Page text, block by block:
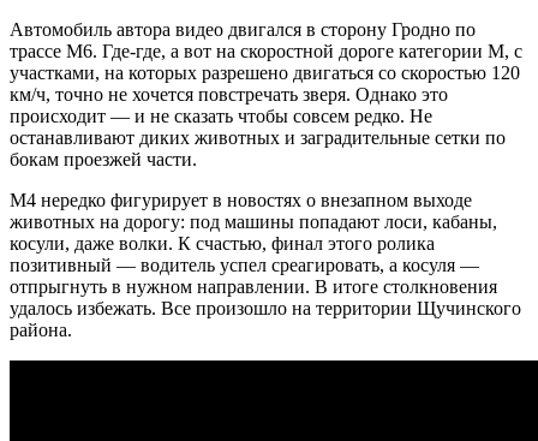
Автомобиль автора видео двигался в сторону Гродно по
трассе М6. Где-где, а вот на скоростной дороге категории М, с
участками, на которых разрешено двигаться со скоростью 120
км/ч, точно не хочется повстречать зверя. Однако это
происходит — и не сказать чтобы совсем редко. Не
останавливают диких животных и заградительные сетки по
бокам проезжей части.
М4 нередко фигурирует в новостях о внезапном выходе
животных на дорогу: под машины попадают лоси, кабаны,
косули, даже волки. К счастью, финал этого ролика
позитивный — водитель успел среагировать, а косуля —
отпрыгнуть в нужном направлении. В итоге столкновения
удалось избежать. Все произошло на территории Щучинского
района.